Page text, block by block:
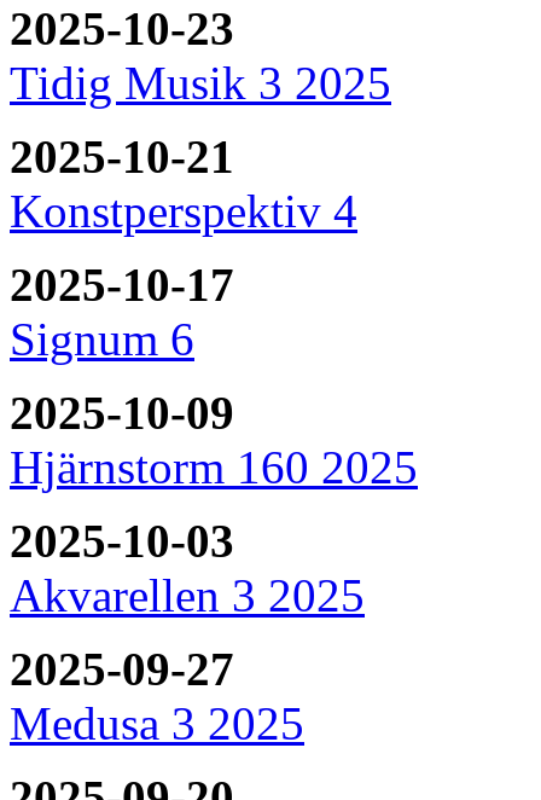
2025-10-23
Tidig Musik 3 2025
2025-10-21
Konstperspektiv 4
2025-10-17
Signum 6
2025-10-09
Hjärnstorm 160 2025
2025-10-03
Akvarellen 3 2025
2025-09-27
Medusa 3 2025